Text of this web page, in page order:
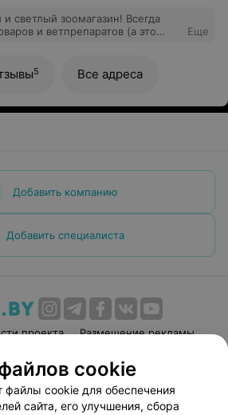
светлый зоомагазин! Всегда
и ветпрепаратов (а это
подарили дисконтную
Еще
5 Все адреса
Добавить компанию
Добавить специалиста
проекта
Размещение рекламы
соглашение
Способы оплаты
Партнеры
cookie
файлы cookie для обеспечения
сайта, его улучшения, сбора